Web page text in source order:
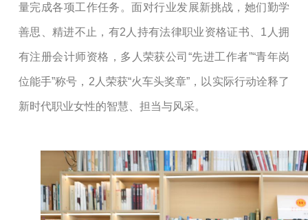
量完成各项工作任务。面对行业发展新挑战，她们勤学
善思、精进不止，有2人持有法律职业资格证书、1人拥
有注册会计师资格，多人荣获公司“先进工作者”“青年岗
位能手”称号，2人荣获“火车头奖章”，以实际行动诠释了
新时代职业女性的智慧、担当与风采。